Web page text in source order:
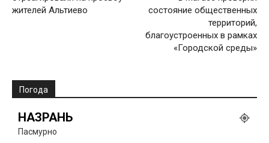
жителей Альтиево
состояние общественных
территорий,
благоустроенных в рамках
«Городской среды»
Погода
НАЗРАНЬ
Пасмурно